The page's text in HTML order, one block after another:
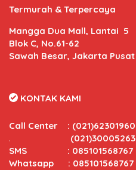
Termurah & Terpercaya
Mangga Dua Mall, Lantai 5
Blok C, No.61-62
Sawah Besar, Jakarta Pusat
KONTAK KAMI
Call Center : (021)62301960
. (021)30005263
SMS : 085101568767
Whatsapp : 085101568767